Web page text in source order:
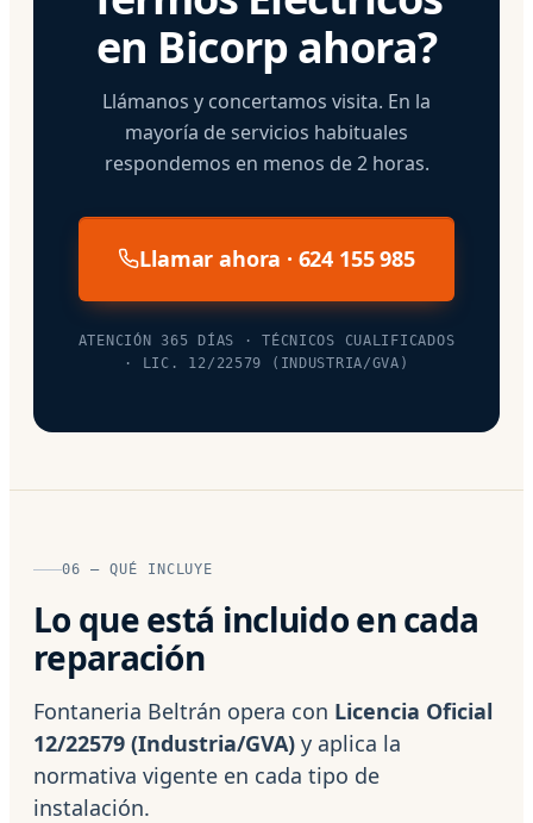
en Bicorp ahora?
Llámanos y concertamos visita. En la
mayoría de servicios habituales
respondemos en menos de 2 horas.
Llamar ahora · 624 155 985
ATENCIÓN 365 DÍAS · TÉCNICOS CUALIFICADOS
· LIC. 12/22579 (INDUSTRIA/GVA)
06 — QUÉ INCLUYE
Lo que está incluido en cada
reparación
Fontaneria Beltrán opera con Licencia Oficial
12/22579 (Industria/GVA) y aplica la
normativa vigente en cada tipo de
instalación.